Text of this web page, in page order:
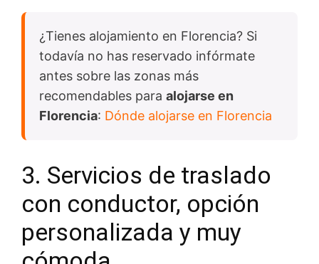
¿Tienes alojamiento en Florencia? Si
todavía no has reservado infórmate
antes sobre las zonas más
recomendables para alojarse en
Florencia: Dónde alojarse en Florencia
3. Servicios de traslado
con conductor, opción
personalizada y muy